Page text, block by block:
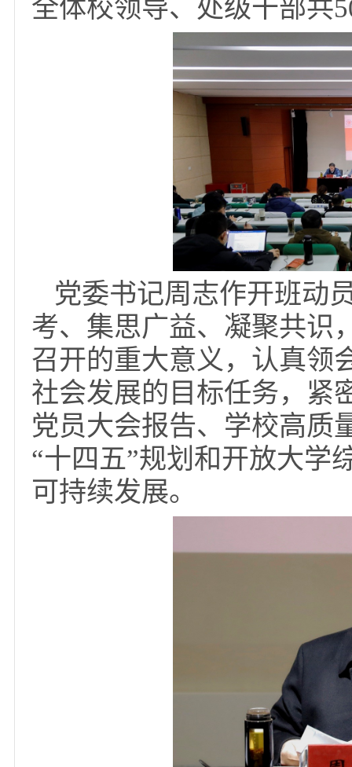
神，推动学校高质量
培训班采取自学研读
全体校领导、处级干
党委书记周志作开班
考、集思广益、凝聚
召开的重大意义，认真
社会发展的目标任务
党员大会报告、学校